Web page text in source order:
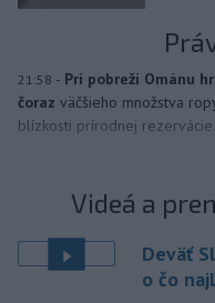
21:58 - Pri pobreží Ománu
čoraz väčšieho množstva
blízkosti prírodnej rezervácie.
Videá a
Deväť
o čo